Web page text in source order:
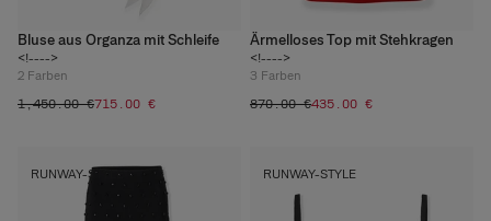
Bluse aus Organza mit Schleife
<!---->
2 Farben
‌1,450.00 €‌715.00 €
Ärmelloses Top mit Stehkragen
<!---->
3 Farben
‌870.00 €‌435.00 €
RUNWAY-STYLE RUNWAY-STYLE